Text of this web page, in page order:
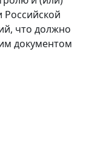
что должно
документом